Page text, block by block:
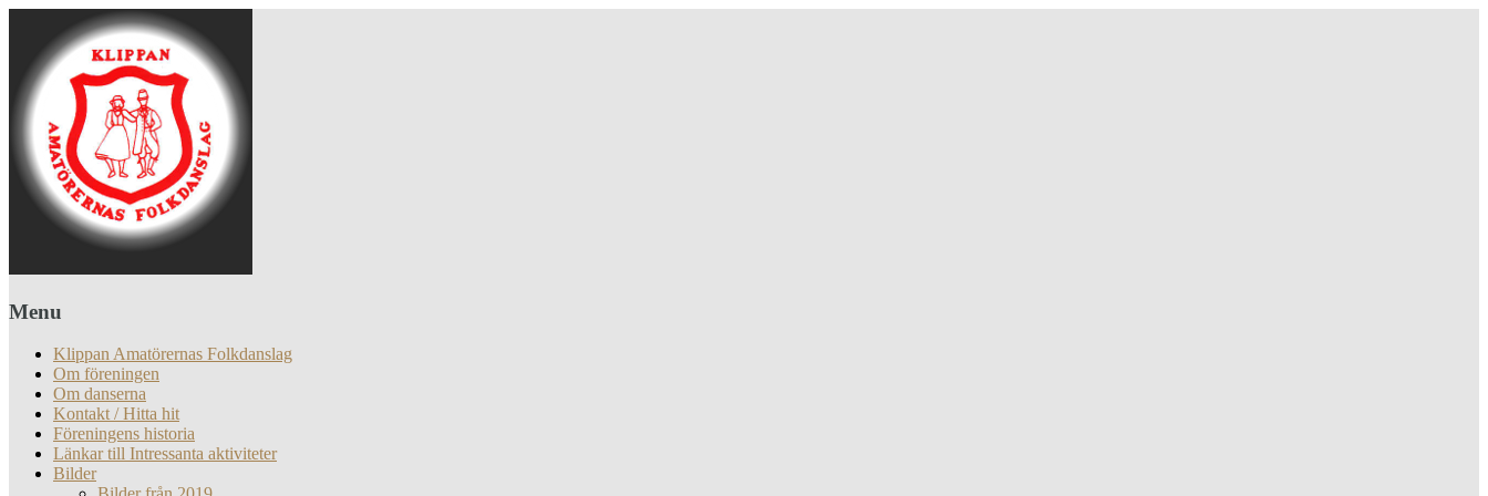
Menu
Klippan Amatörernas Folkdanslag
Om föreningen
Om danserna
Kontakt / Hitta hit
Föreningens historia
Länkar till Intressanta aktiviteter
Bilder